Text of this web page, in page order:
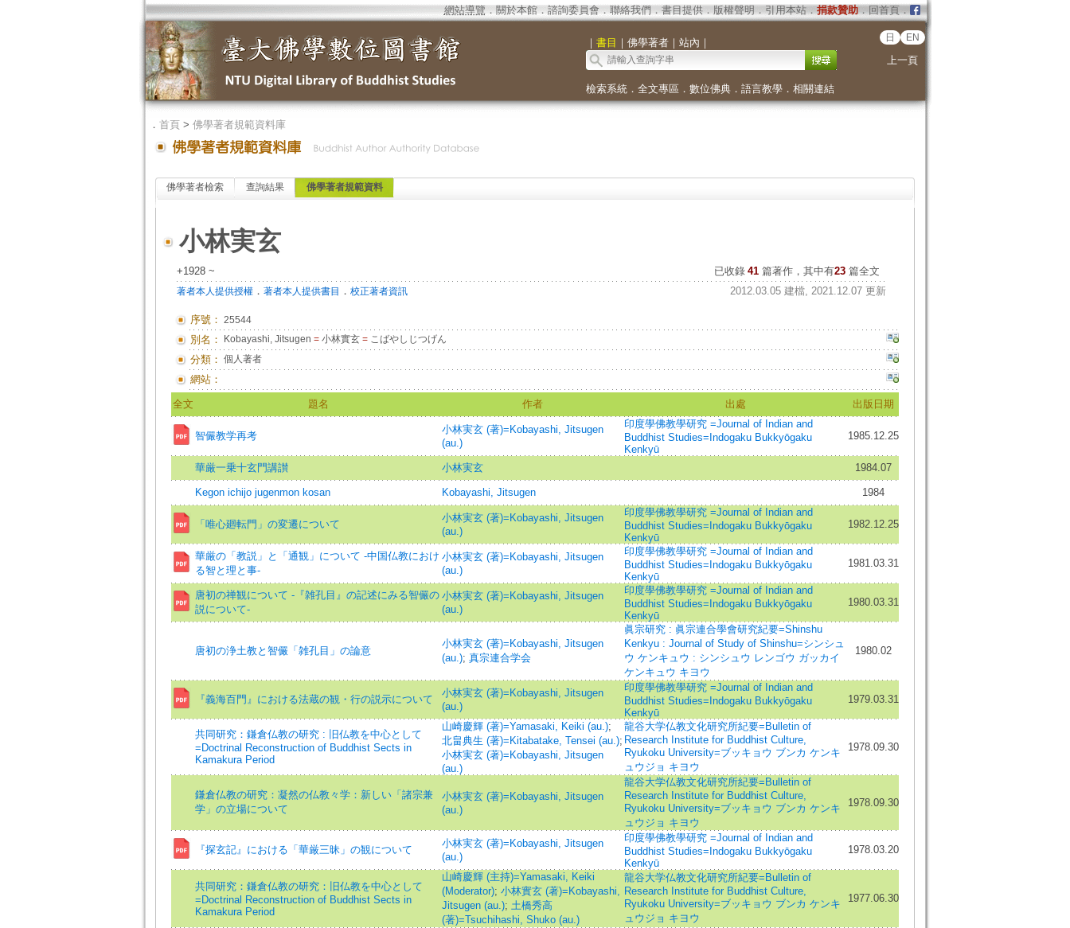
網站導覽 ． 關於本館． 諮詢委員會． 聯絡我們 ． 書目提供． 版權聲明 ． 引用本站． 捐款贊助．回首頁．
｜ 書目 ｜ 佛學著者｜ 站內 ｜ 日 EN
上一頁
檢索系統． 全文專區 ． 數位佛典． 語言教學． 相關連結
． 首頁> 佛學著者規範資料庫
佛學著者檢索 查詢結果 佛學著者規範資料
小林実玄
+1928 ~ 已收錄 41 篇著作，其中有23篇全文
著者本人提供授權． 著者本人提供書目 ． 校正著者資訊 2012.03.05 建檔, 2021.12.07 更新
序號： 25544
別名： Kobayashi, Jitsugen =小林實玄 =こばやしじつげん
分類： 個人著者
網站：
全文 題名 作者 出處 出版日期
智儼教学再考
小林実玄 (著)=Kobayashi, Jitsugen
(au.)
印度學佛教學研究 =Journal of Indian and
Buddhist Studies=Indogaku Bukkyōgaku
Kenkyū
1985.12.25
華厳一乗十玄門講讃 小林実玄 1984.07
Kegon ichijo jugenmon kosan Kobayashi, Jitsugen 1984
「唯心廻転門」の変遷について
小林実玄 (著)=Kobayashi, Jitsugen
(au.)
印度學佛教學研究 =Journal of Indian and
Buddhist Studies=Indogaku Bukkyōgaku
Kenkyū
1982.12.25
華厳の「教説」と「通観」について -中国仏教におけ
る智と理と事-
小林実玄 (著)=Kobayashi, Jitsugen
(au.)
印度學佛教學研究 =Journal of Indian and
Buddhist Studies=Indogaku Bukkyōgaku
Kenkyū
1981.03.31
唐初の禅観について -『雑孔目』の記述にみる智儼の
説について-
小林実玄 (著)=Kobayashi, Jitsugen
(au.)
印度學佛教學研究 =Journal of Indian and
Buddhist Studies=Indogaku Bukkyōgaku
Kenkyū
1980.03.31
唐初の浄土教と智儼「雑孔目」の論意
小林実玄 (著)=Kobayashi, Jitsugen
(au.); 真宗連合学会
眞宗研究 : 眞宗連合學會研究紀要=Shinshu
Kenkyu : Journal of Study of Shinshu=シンシュ
ウ ケンキュウ : シンシュウ レンゴウ ガッカイ
ケンキュウ キヨウ
1980.02
『義海百門』における法蔵の観・行の説示について
小林実玄 (著)=Kobayashi, Jitsugen
(au.)
印度學佛教學研究 =Journal of Indian and
Buddhist Studies=Indogaku Bukkyōgaku
Kenkyū
1979.03.31
共同研究：鎌倉仏教の研究 : 旧仏教を中心として
=Doctrinal Reconstruction of Buddhist Sects in
Kamakura Period
山崎慶輝 (著)=Yamasaki, Keiki (au.);
北畠典生 (著)=Kitabatake, Tensei (au.);
小林実玄 (著)=Kobayashi, Jitsugen
(au.)
龍谷大学仏教文化研究所紀要=Bulletin of
Research Institute for Buddhist Culture,
Ryukoku University=ブッキョウ ブンカ ケンキ
ュウジョ キヨウ
1978.09.30
鎌倉仏教の研究：凝然の仏教々学：新しい「諸宗兼
学」の立場について
小林実玄 (著)=Kobayashi, Jitsugen
(au.)
龍谷大学仏教文化研究所紀要=Bulletin of
Research Institute for Buddhist Culture,
Ryukoku University=ブッキョウ ブンカ ケンキ
ュウジョ キヨウ
1978.09.30
『探玄記』における「華厳三昧」の観について
小林実玄 (著)=Kobayashi, Jitsugen
(au.)
印度學佛教學研究 =Journal of Indian and
Buddhist Studies=Indogaku Bukkyōgaku
Kenkyū
1978.03.20
共同研究：鎌倉仏教の研究：旧仏教を中心として
=Doctrinal Reconstruction of Buddhist Sects in
Kamakura Period
山崎慶輝 (主持)=Yamasaki, Keiki
(Moderator); 小林實玄 (著)=Kobayashi,
Jitsugen (au.); 土橋秀高
(著)=Tsuchihashi, Shuko (au.)
龍谷大学仏教文化研究所紀要=Bulletin of
Research Institute for Buddhist Culture,
Ryukoku University=ブッキョウ ブンカ ケンキ
ュウジョ キヨウ
1977.06.30